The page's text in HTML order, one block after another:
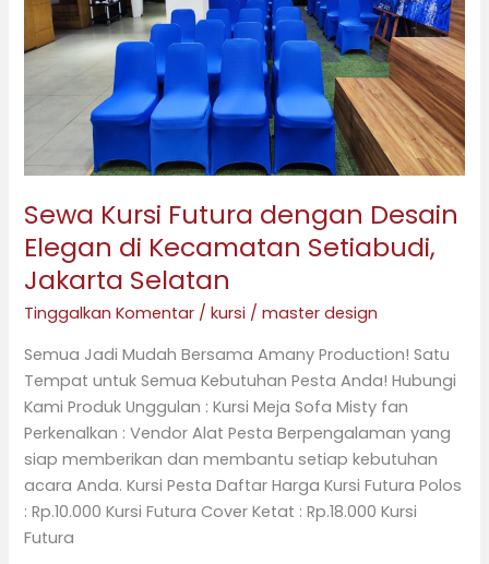
Sewa Kursi Futura dengan Desain
Elegan di Kecamatan Setiabudi,
Jakarta Selatan
Tinggalkan Komentar /kursi /master design
Semua Jadi Mudah Bersama Amany Production! Satu
Tempat untuk Semua Kebutuhan Pesta Anda! Hubungi
Kami Produk Unggulan : Kursi Meja Sofa Misty fan
Perkenalkan : Vendor Alat Pesta Berpengalaman yang
siap memberikan dan membantu setiap kebutuhan
acara Anda. Kursi Pesta Daftar Harga Kursi Futura Polos
: Rp.10.000 Kursi Futura Cover Ketat : Rp.18.000 Kursi
Futura
Kecamatan
Setiabudi,
Jakarta
Selatan